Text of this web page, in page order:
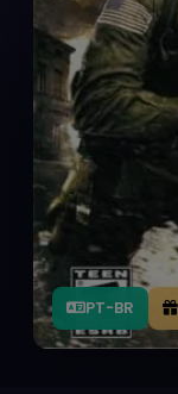
PT-BR